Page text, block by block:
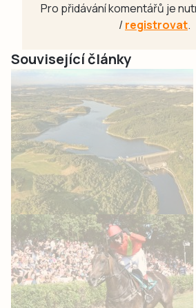
Pro přidávání komentářů je
/registrovat.
Související články